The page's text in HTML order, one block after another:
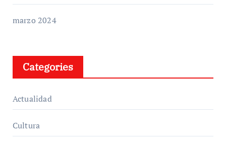
marzo 2024
Categories
Actualidad
Cultura